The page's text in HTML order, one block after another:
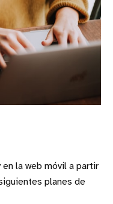
la web móvil a partir
planes de